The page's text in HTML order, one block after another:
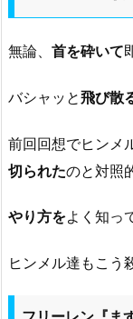
無論、 首を砕いて
バシャッと飛び散
前回回想でヒンメ
切られたのと対照
やり方をよく知っ
ヒンメル達もこう